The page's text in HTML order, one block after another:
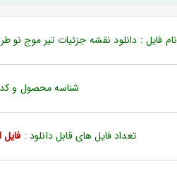
نام فایل : دانلود نقشه جزئیات تیر موج نو
شناسه محصول و کد
تعداد فایل های قابل دانلود : فایل